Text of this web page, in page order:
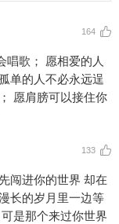
164
唱歌； 愿相爱的人
单的人不必永远逞
愿肩膀可以接住你
133
闯进你的世界 却在
长的岁月里一边等
是那个来过你世界